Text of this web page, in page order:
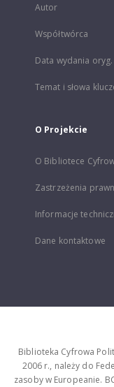
Autor
Współtwórca
Data wydania oryg.
Temat i słowa
O Projekcie
O Bibliotece
Zastrzeżenia
Informacje
Dane kontaktowe
Biblioteka Cyfrowa
2006 r., należy do
zasoby w Europeanie.